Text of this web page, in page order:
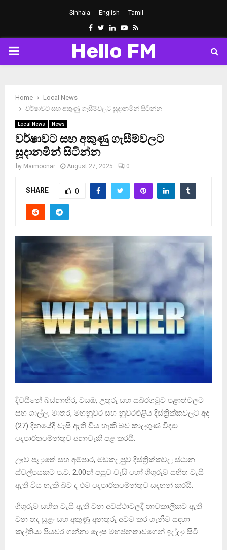
Sinhala English Tamil
Facebook
Twitter
LinkedinYoutube
Rss
PRIMARY
Hello FM
Home
Local News
වර්ෂාවට සහ අකුණු ගැසීම්වලට සූදානමින් සිටින්න
Local News News
වර්ෂාවට සහ අකුණු ගැසීම්වලට
සූදානමින් සිටින්න
by Maimoonar August 27, 2025 0
SHARE 0
දිවයිනේ බස්නාහිර, වයඹ, උතුරු සහ සබරගමුව පළාත්වලට
සහ ගාල්ල, මාතර, මහනුවර සහ නුවරඑළිය දිස්ත්‍රික්කවලට අද
(27) දිනයේදී වැසි ඇති විය හැකි බව කාලගුණ විද්‍යා
දෙපාර්තමේන්තුව අනාවැකි පළ කරයි.
ඌව පළාතේ සහ අම්පාර, මඩකලපුව දිස්ත්‍රික්කවල ස්ථාන
ස්වල්පයකට ප.ව. 2.00න් පසුව වැසි හෝ ගිගුරුම් සහිත වැසි
ඇති විය හැකි බව ද එම දෙපාර්තමේන්තුව සඳහන් කරයි.
ගිගුරුම් සහිත වැසි ඇති වන අවස්ථාවලදී තාවකාලිකව ඇති
වන තද සුළං සහ අකුණු අනතුරු අවම කර ගැනීම සඳහා
කල්තියා පියවර ගන්නා ලෙස මහජනතාවගෙන් ඉල්ලා සිටී.